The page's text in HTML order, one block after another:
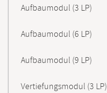
Aufbaumodul (3 LP)
Aufbaumodul (6 LP)
Aufbaumodul (9 LP)
Vertiefungsmodul (3 LP)